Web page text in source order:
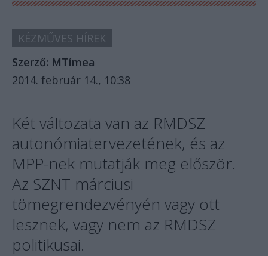
KÉZMŰVES HÍREK
Szerző: MTímea
2014. február 14., 10:38
Két változata van az RMDSZ
autonómiatervezetének, és az
MPP-nek mutatják meg először.
Az SZNT márciusi
tömegrendezvényén vagy ott
lesznek, vagy nem az RMDSZ
politikusai.